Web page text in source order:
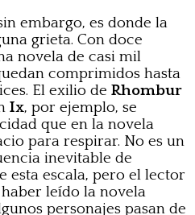
embargo, es donde la
grieta. Con doce
novela de casi mil
comprimidos hasta
El exilio de Rhombur
Ix, por ejemplo, se
que en la novela
para respirar. No es un
inevitable de
esta escala, pero el lector
leído la novela
personajes pasan de